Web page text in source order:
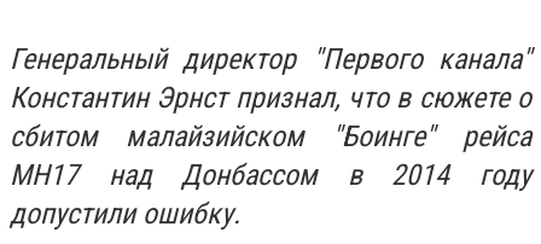
Генеральный директор "Первого канала"
Константин Эрнст признал, что в сюжете о
сбитом малайзийском "Боинге" рейса
MH17 над Донбассом в 2014 году
допустили ошибку.